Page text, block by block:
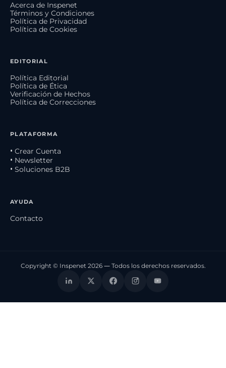
Acerca de Inspenet
Términos y Condiciones
Política de Privacidad
Política de Cookies
EDITORIAL
Política Editorial
Política de Ética
Verificación de Hechos
Política de Correcciones
PLATAFORMA
• Crear Cuenta
• Newsletter
• Soluciones B2B
AYUDA
Contacto
Copyright © Inspenet 2026 — Todos los derechos reservados.